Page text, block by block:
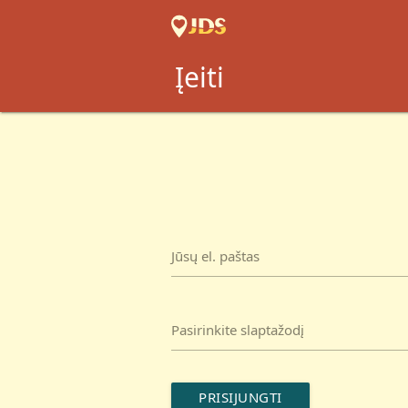
Įeiti
Jūsų el. paštas
Pasirinkite slaptažodį
PRISIJUNGTI